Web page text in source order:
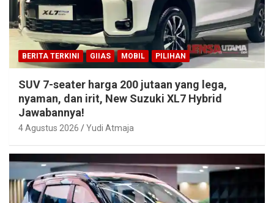
BERITA TERKINI GIIAS MOBIL PILIHAN
SUV 7-seater harga 200 jutaan yang lega,
nyaman, dan irit, New Suzuki XL7 Hybrid
Jawabannya!
4 Agustus 2026 Yudi Atmaja